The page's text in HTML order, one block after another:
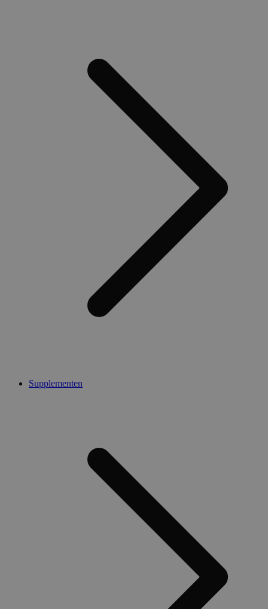
Supplementen